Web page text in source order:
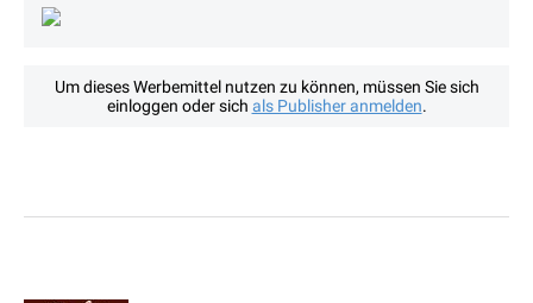
Um dieses Werbemittel nutzen zu können, müssen Sie sich
einloggen oder sich als Publisher anmelden.